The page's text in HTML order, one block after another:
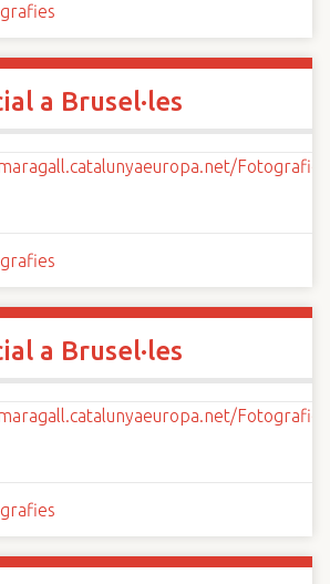
a Brusel·les
a Brusel·les